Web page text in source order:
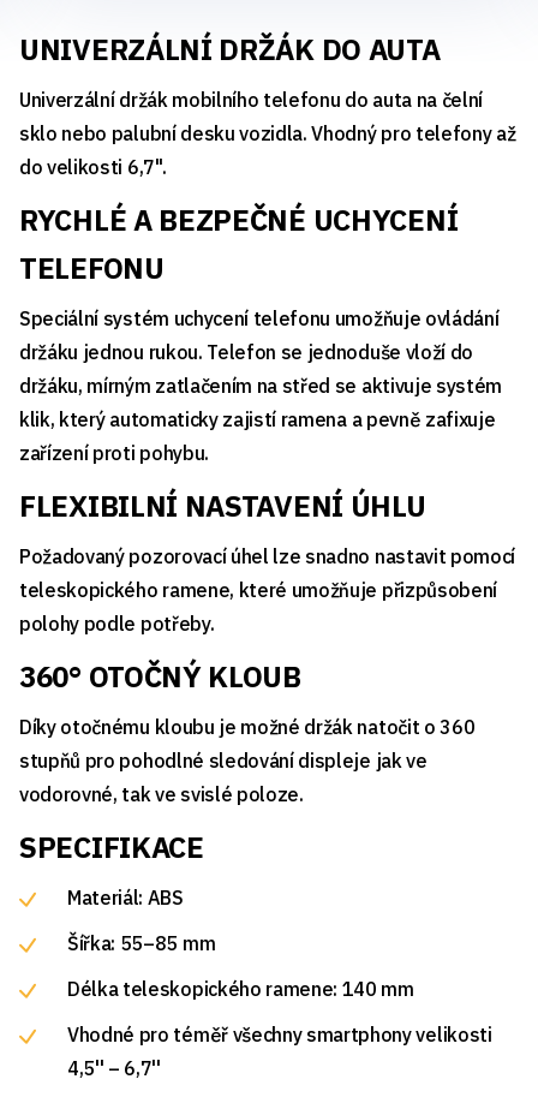
UNIVERZÁLNÍ DRŽÁK DO AUTA
Univerzální držák mobilního telefonu do auta na čelní
sklo nebo palubní desku vozidla. Vhodný pro telefony až
do velikosti 6,7".
RYCHLÉ A BEZPEČNÉ UCHYCENÍ
TELEFONU
Speciální systém uchycení telefonu umožňuje ovládání
držáku jednou rukou. Telefon se jednoduše vloží do
držáku, mírným zatlačením na střed se aktivuje systém
klik, který automaticky zajistí ramena a pevně zafixuje
zařízení proti pohybu.
FLEXIBILNÍ NASTAVENÍ ÚHLU
Požadovaný pozorovací úhel lze snadno nastavit pomocí
teleskopického ramene, které umožňuje přizpůsobení
polohy podle potřeby.
360° OTOČNÝ KLOUB
Díky otočnému kloubu je možné držák natočit o 360
stupňů pro pohodlné sledování displeje jak ve
vodorovné, tak ve svislé poloze.
SPECIFIKACE
Materiál: ABS
Šířka: 55–85 mm
Délka teleskopického ramene: 140 mm
Vhodné pro téměř všechny smartphony velikosti
4,5'' – 6,7''